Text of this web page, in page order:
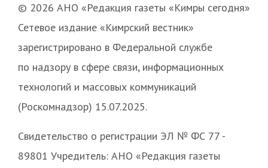
© 2026 АНО «Редакция газеты «Кимры сегодня»
Сетевое издание «Кимрский вестник»
зарегистрировано в Федеральной службе
по надзору в сфере связи, информационных
технологий и массовых коммуникаций
(Роскомнадзор) 15.07.2025.
Свидетельство о регистрации ЭЛ № ФС 77 -
89801 Учредитель: АНО «Редакция газеты